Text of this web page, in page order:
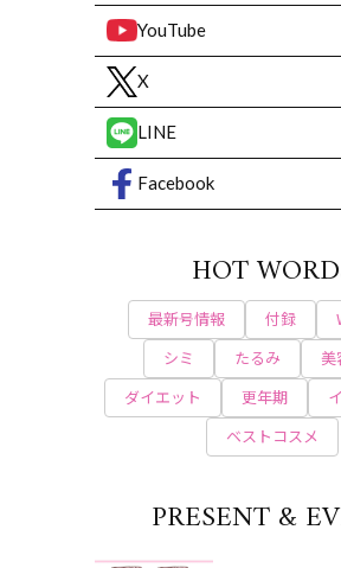
YouTube
X
LINE
Facebook
HOT
最新号情報 付録
シミ
たるみ
美
ダイエット
更年期
ベストコスメ
PRESENT &